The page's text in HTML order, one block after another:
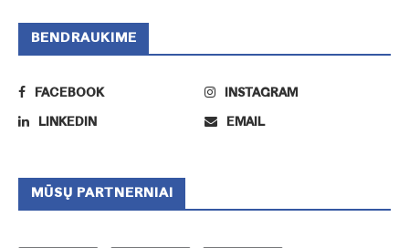
BENDRAUKIME
FACEBOOK INSTAGRAM
LINKEDIN EMAIL
MŪSŲ PARTNERNIAI